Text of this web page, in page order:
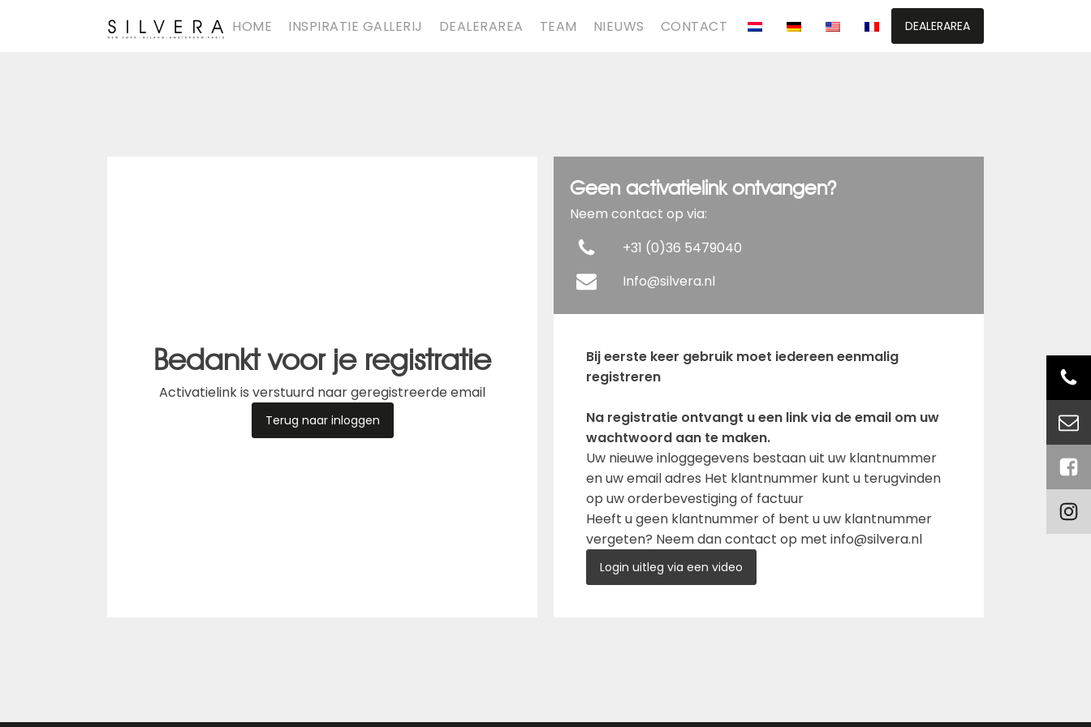
HOME INSPIRATIE GALLERIJ DEALERAREA TEAM NIEUWS CONTACT DEALERAREA
Bedankt voor je registratie
Activatielink is verstuurd naar geregistreerde email
Terug naar inloggen
Geen activatielink ontvangen?
Neem contact op via:
+31 (0)36 5479040
Info@silvera.nl
Bij eerste keer gebruik moet iedereen eenmalig
registreren
Na registratie ontvangt u een link via de email om uw
wachtwoord aan te maken.
Uw nieuwe inloggegevens bestaan uit uw klantnummer
en uw email adres Het klantnummer kunt u terugvinden
op uw orderbevestiging of factuur
Heeft u geen klantnummer of bent u uw klantnummer
vergeten? Neem dan contact op met info@silvera.nl
Login uitleg via een video